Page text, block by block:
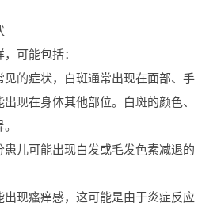
可能包括：
的症状，白斑通常出现在面部、手
现在身体其他部位。白斑的颜色、
儿可能出现白发或毛发色素减退的
现瘙痒感，这可能是由于炎症反应